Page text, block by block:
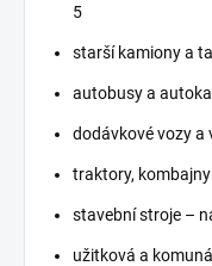
5
starší kamiony a
autobusy a
dodávkové vozy a
traktory,
stavební stroje –
užitková a